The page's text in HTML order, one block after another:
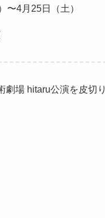
〜4月25日（土）
場 hitaru公演を皮切